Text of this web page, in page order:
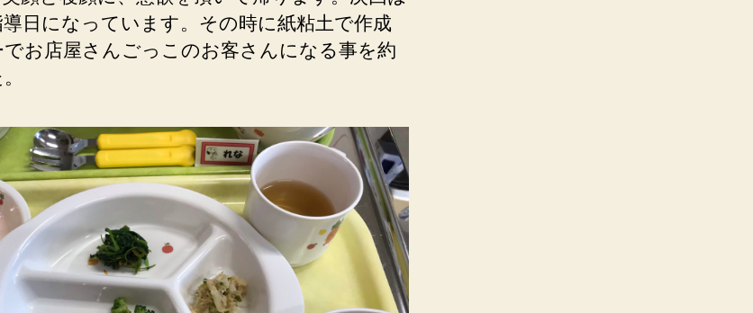
日になっています。その時に紙粘土で作成
でお店屋さんごっこのお客さんになる事を約